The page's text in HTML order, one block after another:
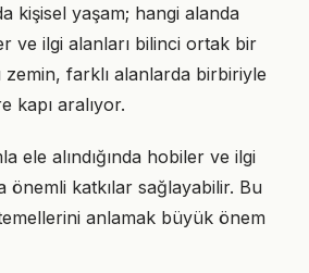
kişisel yaşam; hangi alanda
ve ilgi alanları bilinci ortak bir
farklı alanlarda birbiriyle
kapı aralıyor.
ele alındığında hobiler ve ilgi
önemli katkılar sağlayabilir. Bu
anlamak büyük önem